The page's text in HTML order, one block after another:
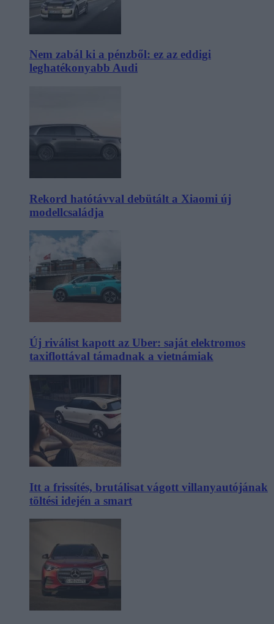
Nem zabál ki a pénzből: ez az eddigi
leghatékonyabb Audi
Rekord hatótávval debütált a Xiaomi új
modellcsaládja
Új riválist kapott az Uber: saját elektromos
taxiflottával támadnak a vietnámiak
Itt a frissítés, brutálisat vágott villanyautójának
töltési idején a smart